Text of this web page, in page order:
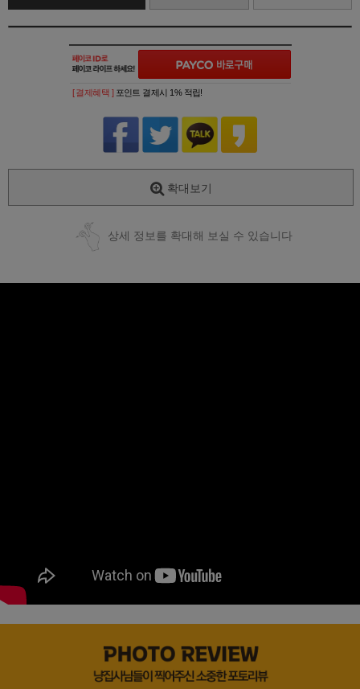
[ 결제혜택 ] 포인트 결제시 1% 적립!
확대보기
상세 정보를 확대해 보실 수 있습니다